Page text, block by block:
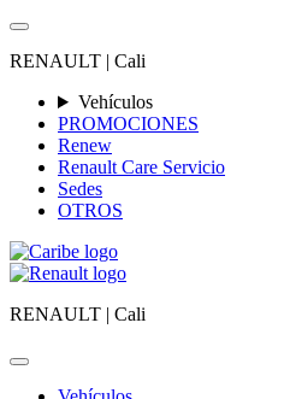
RENAULT | Cali
Vehículos
PROMOCIONES
Renew
Renault Care Servicio
Sedes
OTROS
RENAULT | Cali